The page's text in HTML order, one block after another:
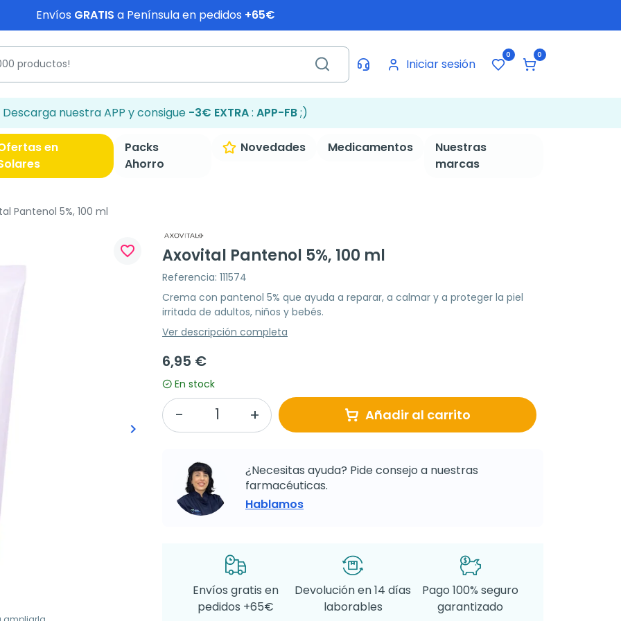
Envíos GRATIS a Península en pedidos +65€
Iniciar sesión
0 0
Descarga nuestra APP y consigue -3€ EXTRA: APP-FB;)
en
Packs
Ahorro
Novedades Medicamentos
Nuestras
marcas
Pantenol 5%, 100 ml
Siguiente
keyboard_arrow_right
favorite_border Axovital Pantenol 5%, 100 ml
Referencia: 111574
Crema con pantenol 5% que ayuda a reparar, a calmar y a proteger la piel
irritada de adultos, niños y bebés.
Ver descripción completa
6,95 €
En stock
Añadir al carrito
¿Necesitas ayuda? Pide consejo a nuestras
farmacéuticas.
Hablamos
Envíos gratis en
pedidos +65€
Devolución en 14 días
laborables
Pago 100% seguro
garantizado